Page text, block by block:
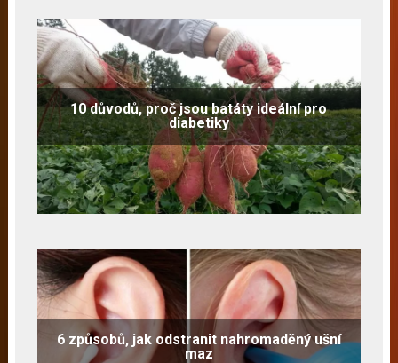
10 důvodů, proč jsou batáty ideální pro
diabetiky
6 způsobů, jak odstranit nahromaděný ušní
maz